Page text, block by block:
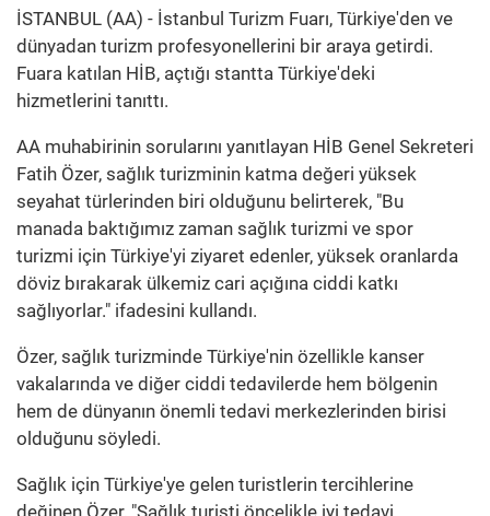
İSTANBUL (AA) - İstanbul Turizm Fuarı, Türkiye'den ve
dünyadan turizm profesyonellerini bir araya getirdi.
Fuara katılan HİB, açtığı stantta Türkiye'deki
hizmetlerini tanıttı.
AA muhabirinin sorularını yanıtlayan HİB Genel Sekreteri
Fatih Özer, sağlık turizminin katma değeri yüksek
seyahat türlerinden biri olduğunu belirterek, "Bu
manada baktığımız zaman sağlık turizmi ve spor
turizmi için Türkiye'yi ziyaret edenler, yüksek oranlarda
döviz bırakarak ülkemiz cari açığına ciddi katkı
sağlıyorlar." ifadesini kullandı.
Özer, sağlık turizminde Türkiye'nin özellikle kanser
vakalarında ve diğer ciddi tedavilerde hem bölgenin
hem de dünyanın önemli tedavi merkezlerinden birisi
olduğunu söyledi.
Sağlık için Türkiye'ye gelen turistlerin tercihlerine
değinen Özer, "Sağlık turisti öncelikle iyi tedavi